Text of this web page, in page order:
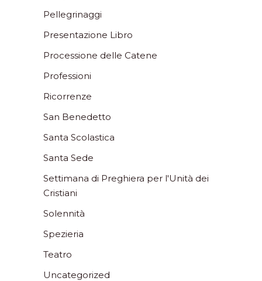
Pellegrinaggi
Presentazione Libro
Processione delle Catene
Professioni
Ricorrenze
San Benedetto
Santa Scolastica
Santa Sede
Settimana di Preghiera per l'Unità dei
Cristiani
Solennità
Spezieria
Teatro
Uncategorized